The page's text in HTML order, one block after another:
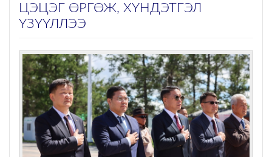
ЦЭЦЭГ ӨРГӨЖ, ХҮНДЭТГЭЛ
ҮЗҮҮЛЛЭЭ